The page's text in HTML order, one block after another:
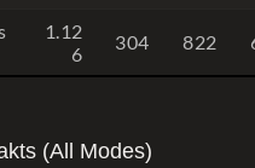
1.12
6
304 822
(All Modes)